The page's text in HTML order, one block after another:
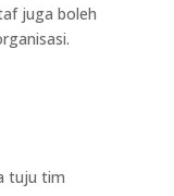
juga boleh
tuju tim